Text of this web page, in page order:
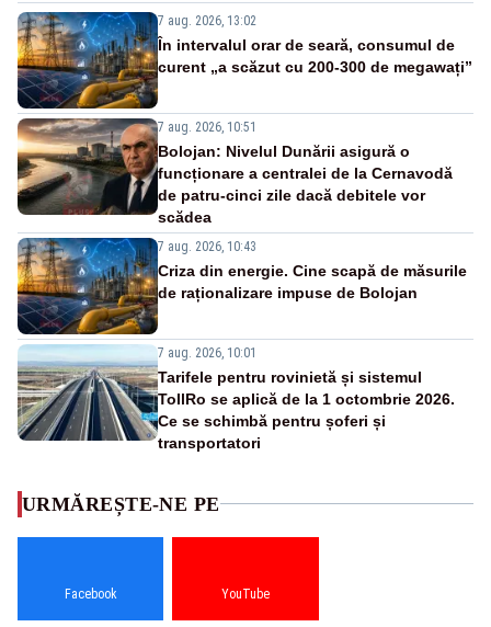
7 aug. 2026, 13:02
În intervalul orar de seară, consumul de
curent „a scăzut cu 200-300 de megawați”
7 aug. 2026, 10:51
Bolojan: Nivelul Dunării asigură o
funcționare a centralei de la Cernavodă
de patru-cinci zile dacă debitele vor
scădea
7 aug. 2026, 10:43
Criza din energie. Cine scapă de măsurile
de raționalizare impuse de Bolojan
7 aug. 2026, 10:01
Tarifele pentru rovinietă și sistemul
TollRo se aplică de la 1 octombrie 2026.
Ce se schimbă pentru șoferi și
transportatori
URMĂREȘTE-NE PE
Facebook YouTube